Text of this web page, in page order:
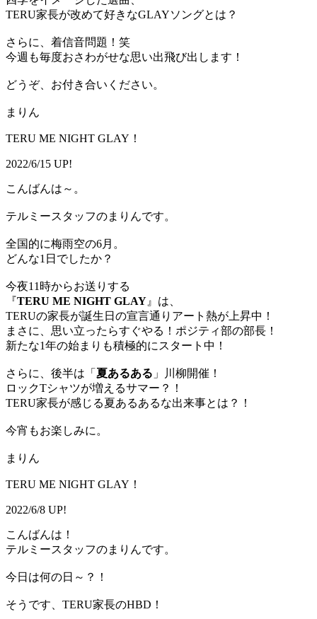
TERU家長が改めて好きなGLAYソングとは？
さらに、着信音問題！笑
今週も毎度おさわがせな思い出飛び出します！
どうぞ、お付き合いください。
まりん
TERU ME NIGHT GLAY！
2022/6/15 UP!
こんばんは～。
テルミースタッフのまりんです。
全国的に梅雨空の6月。
どんな1日でしたか？
今夜11時からお送りする
『TERU ME NIGHT GLAY 』は、
TERUの家長が誕生日の宣言通りアート熱が上昇中！
まさに、思い立ったらすぐやる！ポジティ部の部長！
新たな1年の始まりも積極的にスタート中！
さらに、後半は「 夏あるある 」川柳開催！
ロックTシャツが増えるサマー？！
TERU家長が感じる夏あるあるな出来事とは？！
今宵もお楽しみに。
まりん
TERU ME NIGHT GLAY！
2022/6/8 UP!
こんばんは！
テルミースタッフのまりんです。
今日は何の日～？！
そうです、TERU家長のHBD！